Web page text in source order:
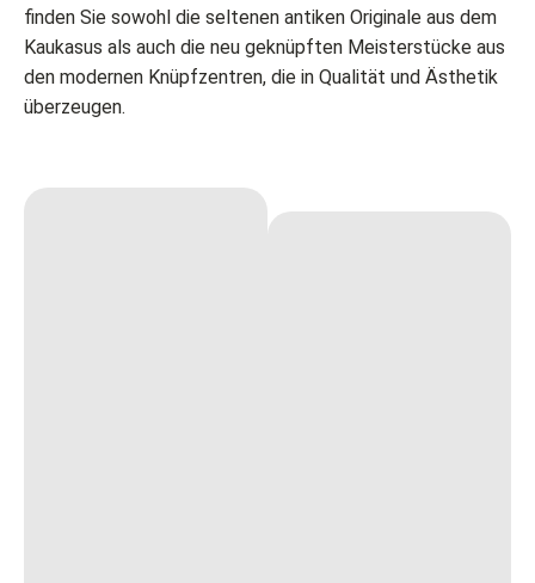
finden Sie sowohl die seltenen antiken Originale aus dem
Kaukasus als auch die neu geknüpften Meisterstücke aus
den modernen Knüpfzentren, die in Qualität und Ästhetik
überzeugen.